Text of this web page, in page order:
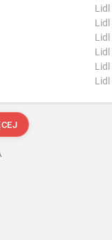
Lidl
Lidl
Lidl
Lidl
Lidl
Lidl